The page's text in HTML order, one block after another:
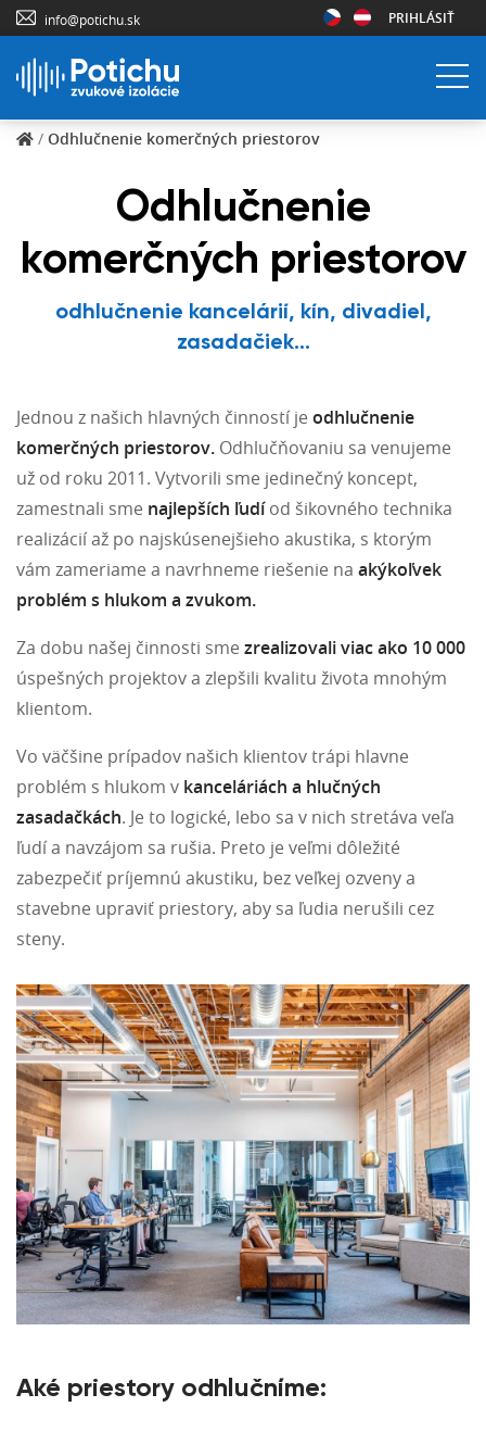
info@potichu.sk PRIHLÁSIŤ
/ Odhlučnenie komerčných priestorov
Odhlučnenie
komerčných priestorov
odhlučnenie kancelárií, kín, divadiel,
zasadačiek...
Jednou z našich hlavných činností je odhlučnenie
komerčných priestorov. Odhlučňovaniu sa venujeme
už od roku 2011. Vytvorili sme jedinečný koncept,
zamestnali sme najlepších ľudíod šikovného technika
realizácií až po najskúsenejšieho akustika, s ktorým
vám zameriame a navrhneme riešenie na akýkoľvek
problém s hlukom a zvukom.
Za dobu našej činnosti sme zrealizovali viac ako 10 000
úspešných projektov a zlepšili kvalitu života mnohým
klientom.
Vo väčšine prípadov našich klientov trápi hlavne
problém s hlukom v kanceláriách a hlučných
zasadačkách. Je to logické, lebo sa v nich stretáva veľa
ľudí a navzájom sa rušia. Preto je veľmi dôležité
zabezpečiť príjemnú akustiku, bez veľkej ozveny a
stavebne upraviť priestory, aby sa ľudia nerušili cez
steny.
Aké priestory odhlučníme: